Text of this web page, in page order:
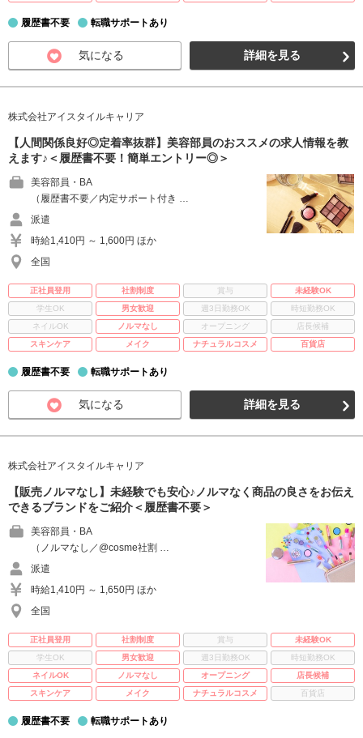
履歴書不要 転職サポートあり
気になる 詳細を見る
株式会社アイスタイルキャリア
【人間関係良好◎定着率抜群】美容部員のおススメの求人情報を教
えます♪＜履歴書不要！簡単エントリー◎＞
美容部員・BA
（履歴書不要／内定サポート付き …
派遣
時給1,410円 ～ 1,600円 ほか
全国
正社員登用 社割制度 賞与
未経験OK
学生OK
男女歓迎 週3日勤務OK
時短勤務OK
ネイルOK
ノルマなし オープニング
店長候補
スキンケア
メイク ナチュラルコスメ 百貨店
履歴書不要 転職サポートあり
気になる 詳細を見る
株式会社アイスタイルキャリア
【販売ノルマなし】未経験でも安心♪ノルマなく商品の良さをお伝え
できるブランドをご紹介＜履歴書不要＞
美容部員・BA
（ノルマなし／@cosme社割 …
派遣
時給1,410円 ～ 1,650円 ほか
全国
正社員登用 社割制度 賞与
未経験OK
学生OK
男女歓迎 週3日勤務OK
時短勤務OK
ネイルOK
ノルマなし オープニング
店長候補
スキンケア
メイク ナチュラルコスメ 百貨店
履歴書不要 転職サポートあり